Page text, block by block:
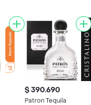
$ 390.690
Patron Tequila